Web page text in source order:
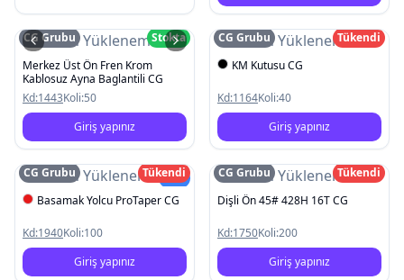
Resim Yüklenemedi
CG Grubu
Stokta
Merkez Üst Ön Fren Krom
Kablosuz Ayna Baglantili CG
Kd:1443Koli:50
Giriş yapınız
Resim Yüklenemedi
CG Grubu
Tükendi
KM Kutusu CG
Kd:1164Koli:40
Giriş yapınız
Resim YüklenemediYeni
CG Grubu
Tükendi
Basamak Yolcu ProTaper CG
Kd:1940Koli:100
Giriş yapınız
Resim Yüklenemedi
CG Grubu
Tükendi
Dişli Ön 45# 428H 16T CG
Kd:1750Koli:200
Giriş yapınız